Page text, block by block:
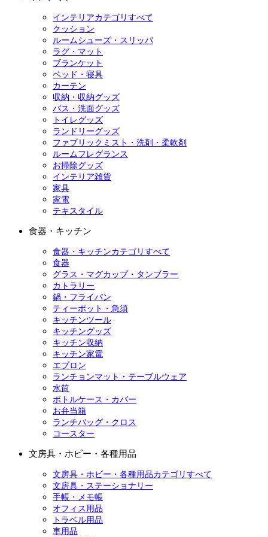
インテリアカテゴリすべて
クッション
ルームシューズ・スリッパ
ラグ・マット
ブランケット
ベッド・寝具
カーテン
収納・収納グッズ
バス・洗面グッズ
トイレグッズ
ランドリーグッズ
ファブリックミスト・洗剤・柔軟剤
ルームフレグランス
お掃除グッズ
インテリア雑貨
家具
家電
テキスタイル
食器・キッチン
食器・キッチンカテゴリすべて
食器
グラス・マグカップ・タンブラー
カトラリー
鍋・フライパン
ティーポット・急須
キッチンツール
キッチングッズ
キッチン収納
キッチン家電
エプロン
ランチョンマット・テーブルウェア
水筒
ボトルケース・カバー
お弁当箱
ランチバッグ・クロス
コースター
文房具・ホビー・各種用品
文房具・ホビー・各種用品カテゴリすべて
文房具・ステーショナリー
手帳・メモ帳
オフィス用品
トラベル用品
車用品